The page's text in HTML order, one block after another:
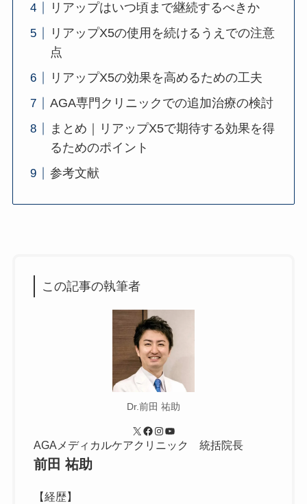
リアップはいつ頃まで継続するべきか
リアップX5の使用を続けるうえでの注意
点
リアップX5の効果を高めるための工夫
AGA専門クリニックでの追加治療の検討
まとめ｜リアップX5で期待する効果を得
るためのポイント
参考文献
この記事の執筆者
Dr.前田 祐助
X Facebook Instagram YouTube
AGAメディカルケアクリニック 統括院長
前田 祐助
【経歴】